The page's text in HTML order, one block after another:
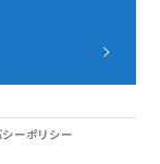
ーポリシー